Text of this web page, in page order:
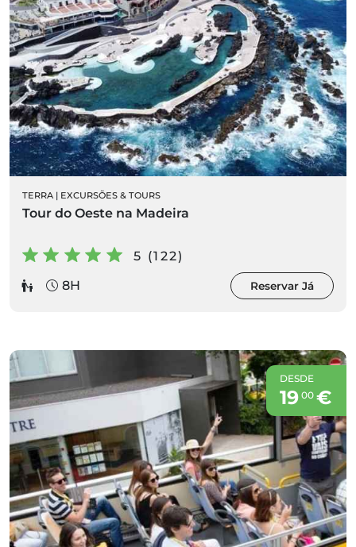
TERRA | EXCURSÕES & TOURS
Tour do Oeste na Madeira
5 (122)
8H
Reservar Já
DESDE
19 00€